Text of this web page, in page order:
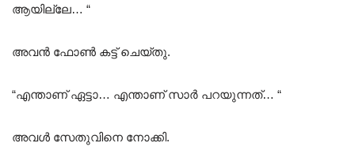
ആയില്ലേ… “
അവൻ ഫോൺ കട്ട്‌ ചെയ്തു.
“എന്താണ് ഏട്ടാ… എന്താണ് സാർ പറയുന്നത്… “
അവൾ സേതുവിനെ നോക്കി.